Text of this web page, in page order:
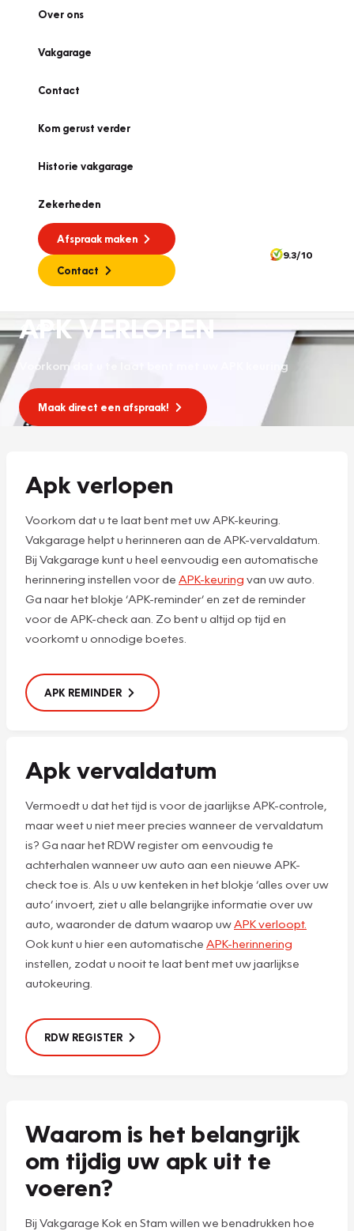
Over ons
Vakgarage
Contact
Kom gerust verder
Historie vakgarage
Zekerheden
Afspraak maken
Contact
9.3/10
APK VERLOPEN
Voorkom dat u te laat bent met uw APK keuring
Maak direct een afspraak!
Apk verlopen
Voorkom dat u te laat bent met uw APK-keuring.
Vakgarage helpt u herinneren aan de APK-vervaldatum.
Bij Vakgarage kunt u heel eenvoudig een automatische
herinnering instellen voor de APK-keuring van uw auto.
Ga naar het blokje ‘APK-reminder’ en zet de reminder
voor de APK-check aan. Zo bent u altijd op tijd en
voorkomt u onnodige boetes.
APK REMINDER
Apk vervaldatum
Vermoedt u dat het tijd is voor de jaarlijkse APK-controle,
maar weet u niet meer precies wanneer de vervaldatum
is? Ga naar het RDW register om eenvoudig te
achterhalen wanneer uw auto aan een nieuwe APK-
check toe is. Als u uw kenteken in het blokje ‘alles over uw
auto’ invoert, ziet u alle belangrijke informatie over uw
auto, waaronder de datum waarop uwAPK verloopt.
Ook kunt u hier een automatische APK-herinnering
instellen, zodat u nooit te laat bent met uw jaarlijkse
autokeuring.
RDW REGISTER
Waarom is het belangrijk
om tijdig uw apk uit te
voeren?
Bij Vakgarage Kok en Stam willen we benadrukken hoe